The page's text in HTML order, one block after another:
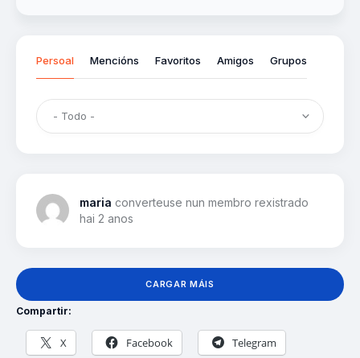
Persoal Mencións Favoritos Amigos Grupos
maria converteuse nun membro rexistrado
hai 2 anos
CARGAR MÁIS
Compartir:
X Facebook Telegram